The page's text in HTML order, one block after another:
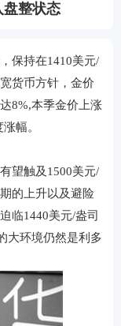
整状态
保持在1410美元/
货币方针，金价
8%,本季金价上涨
幅。
望触及1500美元/
的上升以及避险
临1440美元/盎司
大环境仍然是利多